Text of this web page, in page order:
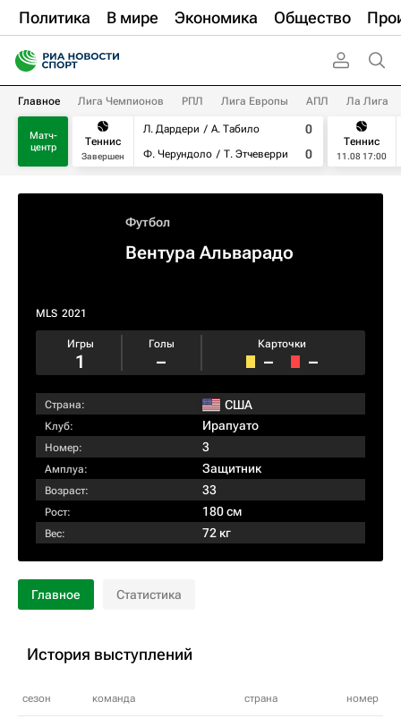
Политика В мире Экономика Общество
Главное Лига Чемпионов РПЛ Лига Европы АПЛ Ла Лига
Матч-
центр
Теннис
Завершен
Л. Дардери
А. Табило
Ф. Черундоло
Т. Этчеверри
0
0
Теннис
11.08 17:00
Футбол
Вентура Альварадо
MLS 2021
Игры
1
Голы
–
Карточки
– –
Страна: США
Клуб: Ирапуато
Номер: 3
Амплуа: Защитник
Возраст: 33
Рост: 180 см
Вес: 72 кг
Главное Статистика
История выступлений
сезон команда страна номер